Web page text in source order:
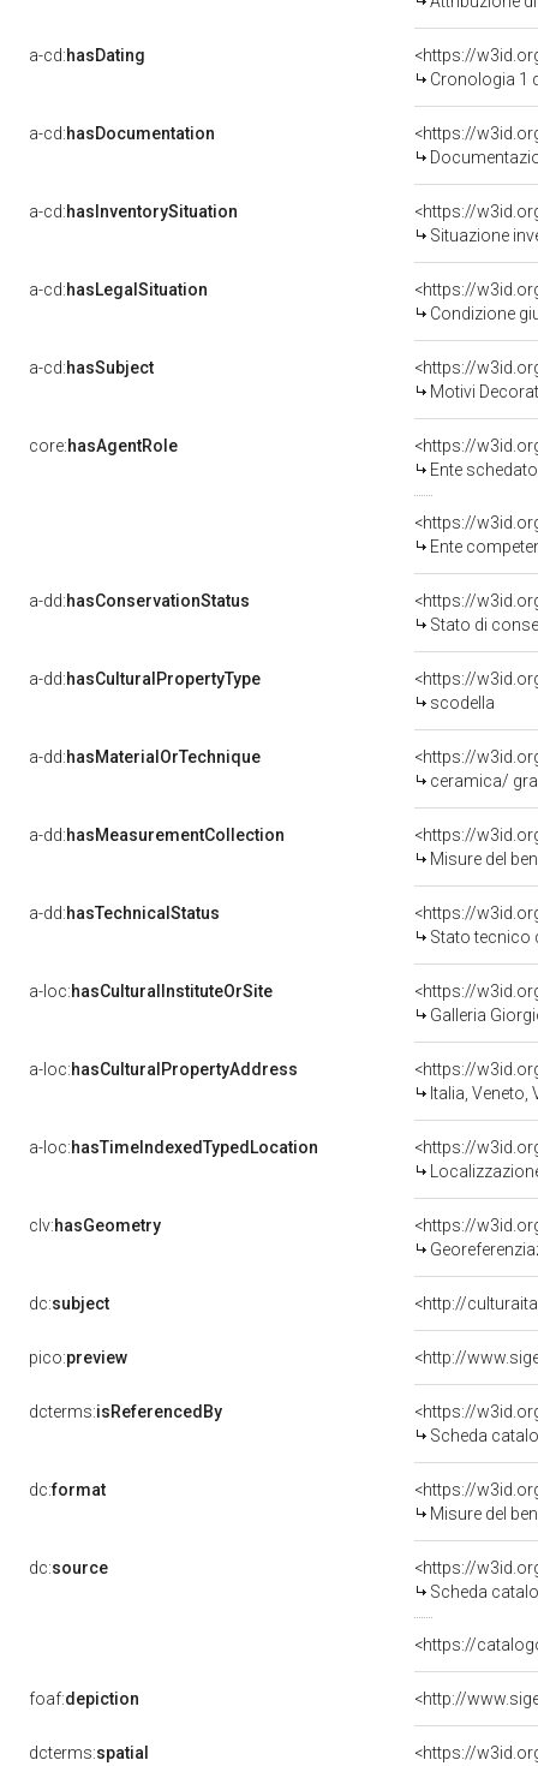
a-cd:hasDating
<https://
Cronologia 1
a-cd:hasDocumentation
a-cd:hasInventorySituation
<https://
Situazione
a-cd:hasLegalSituation
<https://
Condizione
a-cd:hasSubject
<https://
Motivi
core:hasAgentRole
<https://
Ente
<https://
Ente competente per tutela
a-dd:hasConservationStatus
<https://
Stato di
a-dd:hasCulturalPropertyType
scodella
a-dd:hasMaterialOrTechnique
<https://
ceramica/
a-dd:hasMeasurementCollection
<https://
Misure del
a-dd:hasTechnicalStatus
<https://
Stato tecnico
a-loc:hasCulturalInstituteOrSite
<https://
Galleria
a-loc:hasCulturalPropertyAddress
<https://
Italia, Veneto,
a-loc:hasTimeIndexedTypedLocation
<https://
clv:hasGeometry
<https://
dc:subject <http://
pico:preview
dcterms:isReferencedBy
<https://
Scheda
dc:format
<https://
Misure del
dc:source
<https://
Scheda
<https://
foaf:depiction
dcterms:spatial
<https://